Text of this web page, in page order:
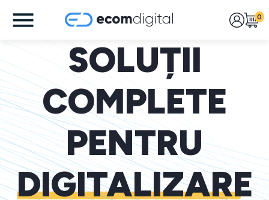
0
SOLUȚII
COMPLETE
PENTRU
DIGITALIZARE